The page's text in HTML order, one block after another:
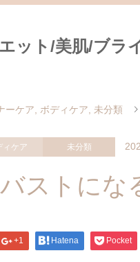
ット/美肌/ブラ
ーケア ボディケア 未分類
ィケア 未分類
ストにな
+1 Hatena Pocket